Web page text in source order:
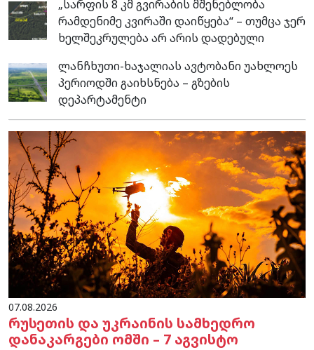
„სარფის 8 კმ გვირაბის მშენებლობა
რამდენიმე კვირაში დაიწყება“ – თუმცა ჯერ
ხელშეკრულება არ არის დადებული
ლანჩხუთი-ხაჯალიას ავტობანი უახლოეს
პერიოდში გაიხსნება – გზების
დეპარტამენტი
07.08.2026
რუსეთის და უკრაინის სამხედრო
დანაკარგები ომში – 7 აგვისტო